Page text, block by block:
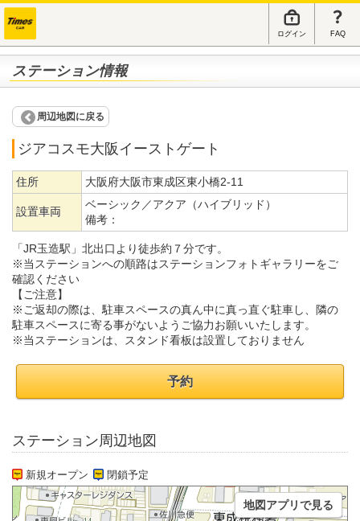
ログイン FAQ
ステーション情報
周辺地図に戻る
ジアコスモ大阪イーストゲート
住所 大阪府大阪市東成区東小橋2-11
設置車両
ベーシック／アクア（ハイブリッド）
備考：
「JR玉造駅」北出口より徒歩約７分です。
※当ステーションへの順路はステーションフォトギャラリーをご
確認ください
【ご注意】
※ご返却の際は、駐車スペースの真ん中に真っ直ぐ駐車し、隣の
駐車スペースに寄る事がないようご協力お願いいたします。
※当ステーションは、スタンド看板は設置しておりません
予約
ステーション周辺地図
新規オープン 閉鎖予定
地図アプリで見る